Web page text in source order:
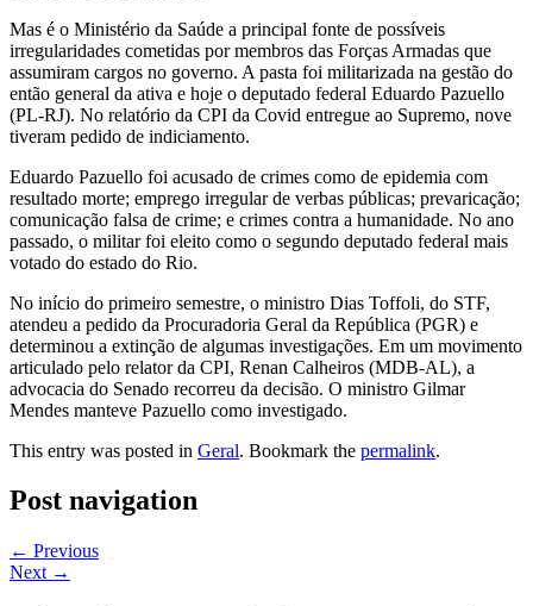
Mas é o Ministério da Saúde a principal fonte de possíveis
irregularidades cometidas por membros das Forças Armadas que
assumiram cargos no governo. A pasta foi militarizada na gestão do
então general da ativa e hoje o deputado federal Eduardo Pazuello
(PL-RJ). No relatório da CPI da Covid entregue ao Supremo, nove
tiveram pedido de indiciamento.
Eduardo Pazuello foi acusado de crimes como de epidemia com
resultado morte; emprego irregular de verbas públicas; prevaricação;
comunicação falsa de crime; e crimes contra a humanidade. No ano
passado, o militar foi eleito como o segundo deputado federal mais
votado do estado do Rio.
No início do primeiro semestre, o ministro Dias Toffoli, do STF,
atendeu a pedido da Procuradoria Geral da República (PGR) e
determinou a extinção de algumas investigações. Em um movimento
articulado pelo relator da CPI, Renan Calheiros (MDB-AL), a
advocacia do Senado recorreu da decisão. O ministro Gilmar
Mendes manteve Pazuello como investigado.
This entry was posted in Geral. Bookmark the permalink.
Post navigation
← Previous
Next →